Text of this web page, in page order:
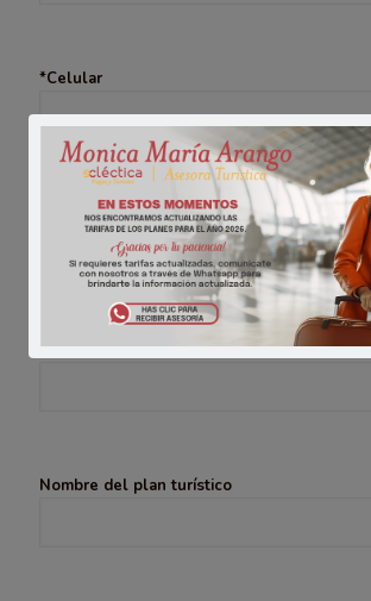
*Celular
*Ciudad de origen
*Destino de tu interés
Nombre del plan turístico